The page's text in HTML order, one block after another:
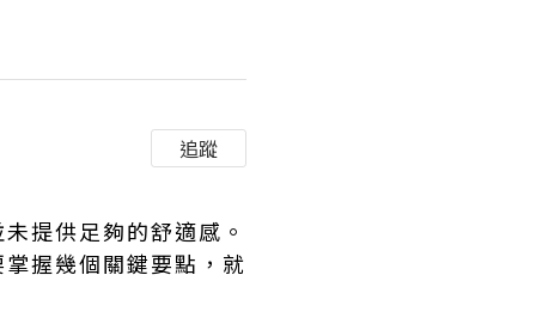
追蹤
提供足夠的舒適感。
握幾個關鍵要點，就